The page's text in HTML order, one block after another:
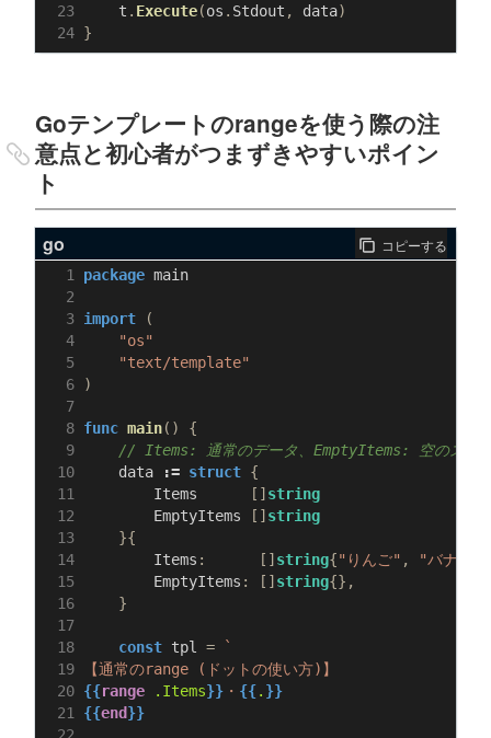
t . Execute(os . Stdout , data)
}
Goテンプレートのrangeを使う際の注
意点と初心者がつまずきやすいポイン
ト
go コピーする
package main
import
(
"os"
"text/template"
)
func main()
{
// Items: 通常のデータ、EmptyItems: 空のスラ
data
:= struct {
Items
[] string
EmptyItems
[] string
}{
Items : [] string{"りんご" , "バナナ"
EmptyItems : [] string{},
}
const tpl =
{{range .Items}} ・ {{. }}
{{end}}